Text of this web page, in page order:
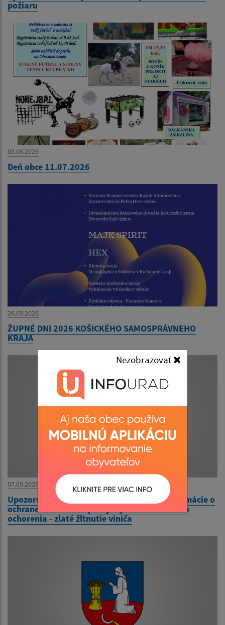
požiaru
03.06.2026
Deň obce 11.07.2026
26.05.2026
ŽUPNÉ DNI 2026 KOŠICKÉHO SAMOSPRÁVNEHO
KRAJA
07.05.2026
Upozornenie na klamlivé a zavádzajúce informácie o
ochrane vinohradov pri výskyte karanténneho
ochorenia - zlaté žltnutie viniča
Nezobrazovať